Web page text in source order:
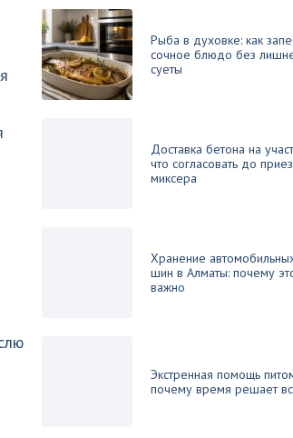
Рыба в духовке: как
сочное блюдо без
суеты
Доставка бетона на
что согласовать до
миксера
Хранение
шин в Алматы: почему
важно
Экстренная помощь
почему время решает